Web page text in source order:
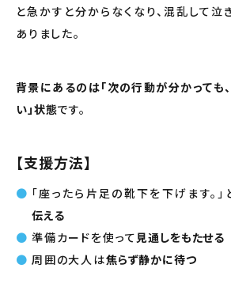
と急かすと分からなくなり、混乱して泣
ありました。
背景にあるのは「次の行動が分かっても
い」状態です。
【支援方法】
「座ったら片足の靴下を下げます。」
伝える
準備カードを使って 見通しをもたせる
周囲の大人は焦らず静かに待つ